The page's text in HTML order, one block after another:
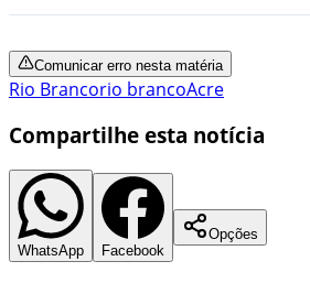
Comunicar erro nesta matéria
Rio Brancorio brancoAcre
Compartilhe esta notícia
WhatsApp Facebook
Opções